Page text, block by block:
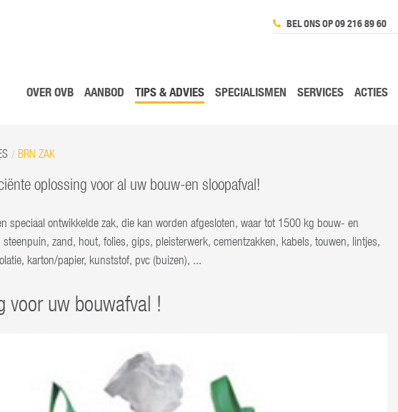
BEL ONS OP 09 216 89 60
OVER OVB AANBOD TIPS & ADVIES SPECIALISMEN SERVICES ACTIES
BRN ZAK
oplossing voor al uw bouw-en sloopafval!
speciaal ontwikkelde zak, die kan worden afgesloten, waar tot 1500 kg bouw- en
steenpuin, zand, hout, folies, gips, pleisterwerk, cementzakken, kabels, touwen, lintjes,
karton/papier, kunststof, pvc (buizen), ...
voor uw bouwafval !